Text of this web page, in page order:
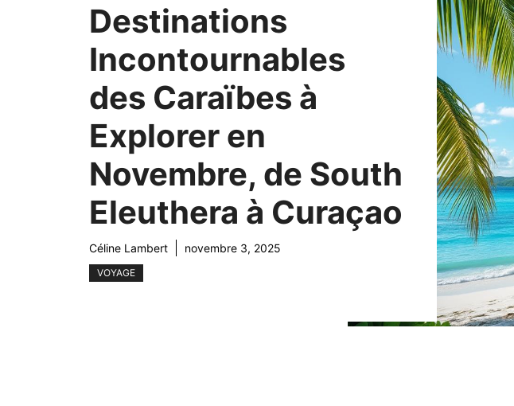
Destinations
Incontournables
des Caraïbes à
Explorer en
Novembre, de South
Eleuthera à Curaçao
Céline Lambert novembre 3, 2025
VOYAGE